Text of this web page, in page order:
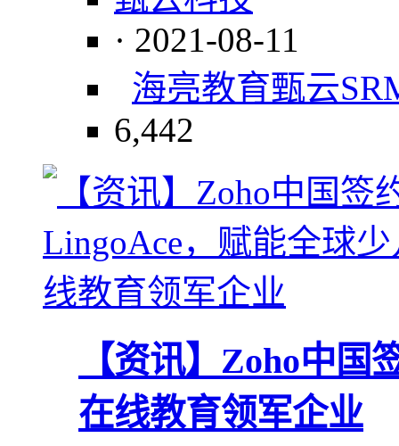
· 2021-08-11
海亮教育甄云
6,442
【资讯】Zoho中国
在线教育领军企业